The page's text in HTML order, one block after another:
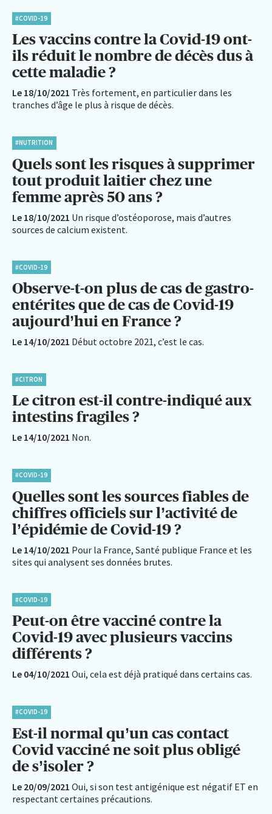
#COVID-19
Les vaccins contre la Covid-19 ont-
ils réduit le nombre de décès dus à
cette maladie ?
Le 18/10/2021 Très fortement, en particulier dans les
tranches d’âge le plus à risque de décès.
#NUTRITION
Quels sont les risques à supprimer
tout produit laitier chez une
femme après 50 ans ?
Le 18/10/2021 Un risque d’ostéoporose, mais d’autres
sources de calcium existent.
#COVID-19
Observe-t-on plus de cas de gastro-
entérites que de cas de Covid-19
aujourd’hui en France ?
Le 14/10/2021 Début octobre 2021, c’est le cas.
#CITRON
Le citron est-il contre-indiqué aux
intestins fragiles ?
Le 14/10/2021 Non.
#COVID-19
Quelles sont les sources fiables de
chiffres officiels sur l’activité de
l’épidémie de Covid-19 ?
Le 14/10/2021 Pour la France, Santé publique France et les
sites qui analysent ses données brutes.
#COVID-19
Peut-on être vacciné contre la
Covid-19 avec plusieurs vaccins
différents ?
Le 04/10/2021 Oui, cela est déjà pratiqué dans certains cas.
#COVID-19
Est-il normal qu’un cas contact
Covid vacciné ne soit plus obligé
de s’isoler ?
Le 20/09/2021 Oui, si son test antigénique est négatif ET en
respectant certaines précautions.